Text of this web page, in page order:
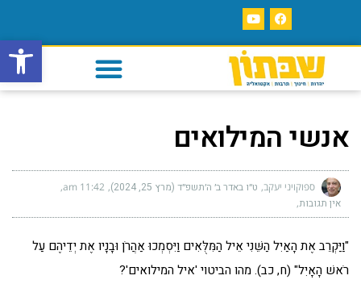
פתח
אנשי המילואים
ספוקויני יעקב ט״ו באדר ב׳ ה׳תשפ״ד (מרץ 25, 2024) 11:42 am
אין תגובות
"וַיַּקְרֵב אֶת הָאַיִל הַשֵּׁנִי אֵיל הַמִּלֻּאִים וַיִּסְמְכוּ אַהֲרֹן וּבָנָיו אֶת יְדֵיהֶם עַל
רֹאשׁ הָאָיִל" (ח, כב). מהו הביטוי 'איל המילואים'?